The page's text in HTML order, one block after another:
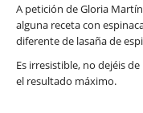
A petición de Gloria
alguna receta con
diferente de lasaña de
Es irresistible, no dejéis
el resultado máximo.